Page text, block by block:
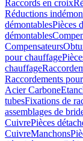
Raccords en croix
Réductions
démontablesPièces
démontables
Compensateurs
pour chauffage
chauffage
Raccordements
Acier Carbone
tubesFixations de
assemblages de
CuivrePièces
CuivreManchons